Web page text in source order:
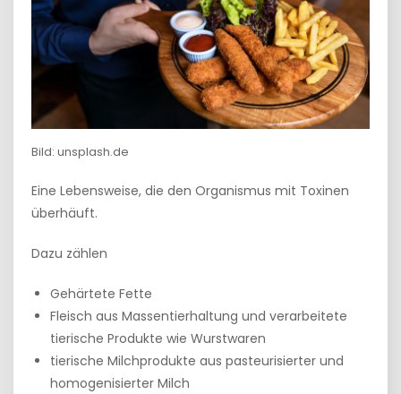
Bild: unsplash.de
Eine Lebensweise, die den Organismus mit Toxinen
überhäuft.
Dazu zählen
Gehärtete Fette
Fleisch aus Massentierhaltung und verarbeitete
tierische Produkte wie Wurstwaren
tierische Milchprodukte aus pasteurisierter und
homogenisierter Milch